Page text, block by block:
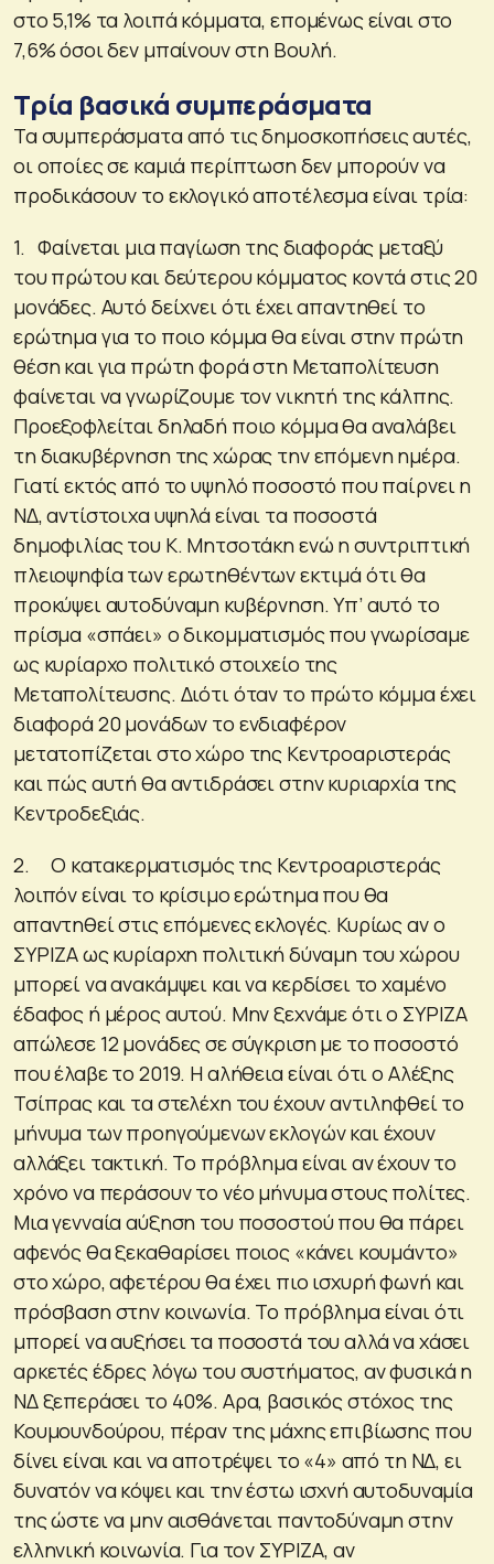
στο 5,1% τα λοιπά κόμματα, επομένως είναι στο
7,6% όσοι δεν μπαίνουν στη Βουλή.
Τρία βασικά συμπεράσματα
Τα συμπεράσματα από τις δημοσκοπήσεις αυτές,
οι οποίες σε καμιά περίπτωση δεν μπορούν να
προδικάσουν το εκλογικό αποτέλεσμα είναι τρία:
1. Φαίνεται μια παγίωση της διαφοράς μεταξύ
του πρώτου και δεύτερου κόμματος κοντά στις 20
μονάδες. Αυτό δείχνει ότι έχει απαντηθεί το
ερώτημα για το ποιο κόμμα θα είναι στην πρώτη
θέση και για πρώτη φορά στη Μεταπολίτευση
φαίνεται να γνωρίζουμε τον νικητή της κάλπης.
Προεξοφλείται δηλαδή ποιο κόμμα θα αναλάβει
τη διακυβέρνηση της χώρας την επόμενη ημέρα.
Γιατί εκτός από το υψηλό ποσοστό που παίρνει η
ΝΔ, αντίστοιχα υψηλά είναι τα ποσοστά
δημοφιλίας του Κ. Μητσοτάκη ενώ η συντριπτική
πλειοψηφία των ερωτηθέντων εκτιμά ότι θα
προκύψει αυτοδύναμη κυβέρνηση. Υπ’ αυτό το
πρίσμα «σπάει» ο δικομματισμός που γνωρίσαμε
ως κυρίαρχο πολιτικό στοιχείο της
Μεταπολίτευσης. Διότι όταν το πρώτο κόμμα έχει
διαφορά 20 μονάδων το ενδιαφέρον
μετατοπίζεται στο χώρο της Κεντροαριστεράς
και πώς αυτή θα αντιδράσει στην κυριαρχία της
Κεντροδεξιάς.
2. Ο κατακερματισμός της Κεντροαριστεράς
λοιπόν είναι το κρίσιμο ερώτημα που θα
απαντηθεί στις επόμενες εκλογές. Κυρίως αν ο
ΣΥΡΙΖΑ ως κυρίαρχη πολιτική δύναμη του χώρου
μπορεί να ανακάμψει και να κερδίσει το χαμένο
έδαφος ή μέρος αυτού. Μην ξεχνάμε ότι ο ΣΥΡΙΖΑ
απώλεσε 12 μονάδες σε σύγκριση με το ποσοστό
που έλαβε το 2019. Η αλήθεια είναι ότι ο Αλέξης
Τσίπρας και τα στελέχη του έχουν αντιληφθεί το
μήνυμα των προηγούμενων εκλογών και έχουν
αλλάξει τακτική. Το πρόβλημα είναι αν έχουν το
χρόνο να περάσουν το νέο μήνυμα στους πολίτες.
Μια γενναία αύξηση του ποσοστού που θα πάρει
αφενός θα ξεκαθαρίσει ποιος «κάνει κουμάντο»
στο χώρο, αφετέρου θα έχει πιο ισχυρή φωνή και
πρόσβαση στην κοινωνία. Το πρόβλημα είναι ότι
μπορεί να αυξήσει τα ποσοστά του αλλά να χάσει
αρκετές έδρες λόγω του συστήματος, αν φυσικά η
ΝΔ ξεπεράσει το 40%. Αρα, βασικός στόχος της
Κουμουνδούρου, πέραν της μάχης επιβίωσης που
δίνει είναι και να αποτρέψει το «4» από τη ΝΔ, ει
δυνατόν να κόψει και την έστω ισχνή αυτοδυναμία
της ώστε να μην αισθάνεται παντοδύναμη στην
ελληνική κοινωνία. Για τον ΣΥΡΙΖΑ, αν